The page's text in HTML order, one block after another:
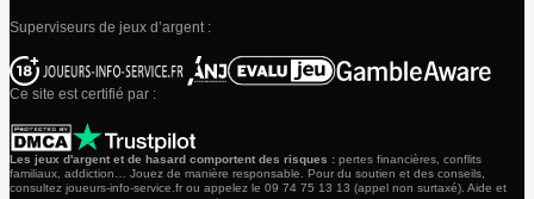
Superviseurs de jeux d’argent :
Ce site est certifié par :
Les jeux d'argent et de hasard comportent des risques : pertes financières, conflits
familiaux, addiction… Jouez de manière responsable. Pour du soutien et des conseils,
consultez joueurs-info-service.fr ou appelez le 09 74 75 13 13 (appel non surtaxé). Aide et